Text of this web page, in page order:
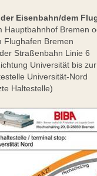
Eisenbahn/dem
Hauptbahnhof Bremen
Flughafen Bremen
Straßenbahn Linie 6
Universität bis zur
Universität-Nord
Haltestelle)